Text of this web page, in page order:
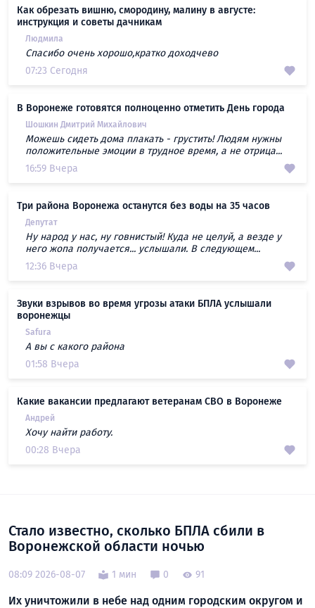
Как обрезать вишню, смородину, малину в августе:
инструкция и советы дачникам
Людмила
Спасибо очень хорошо,кратко доходчево
07:23 Сегодня
В Воронеже готовятся полноценно отметить День города
Шошкин Дмитрий Михайлович
Можешь сидеть дома плакать - грустить! Людям нужны
положительные эмоции в трудное время, а не отрица...
16:59 Вчера
Три района Воронежа останутся без воды на 35 часов
Депутат
Ну народ у нас, ну говнистый! Куда не целуй, а везде у
него жопа получается... услышали. В следующем...
12:36 Вчера
Звуки взрывов во время угрозы атаки БПЛА услышали
воронежцы
Safura
А вы с какого района
01:58 Вчера
Какие вакансии предлагают ветеранам СВО в Воронеже
Андрей
Хочу найти работу.
00:28 Вчера
Стало известно, сколько БПЛА сбили в
Воронежской области ночью
08:09 2026-08-07 1 мин 0 91
Их уничтожили в небе над одним городским округом и